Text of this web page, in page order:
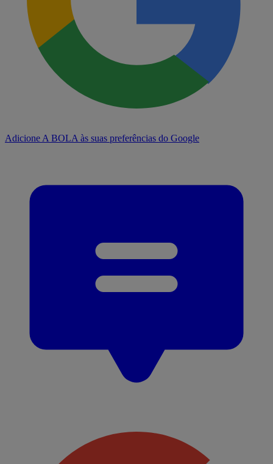
Adicione A BOLA às suas preferências do Google